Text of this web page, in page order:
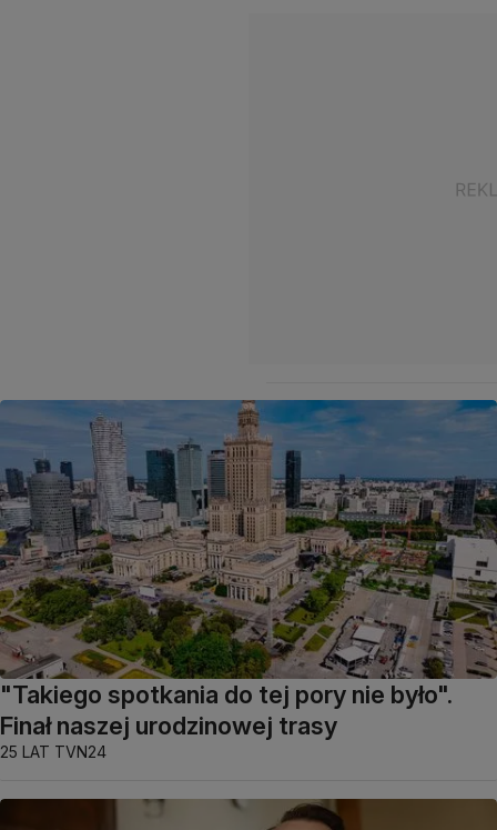
"Takiego spotkania do tej pory nie było".
Finał naszej urodzinowej trasy
25 LAT TVN24